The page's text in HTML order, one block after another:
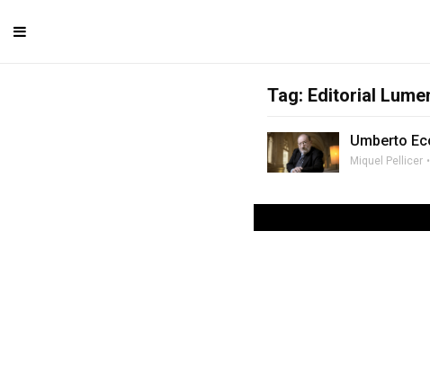
Tag: Editorial
Umberto
Miquel Pellicer